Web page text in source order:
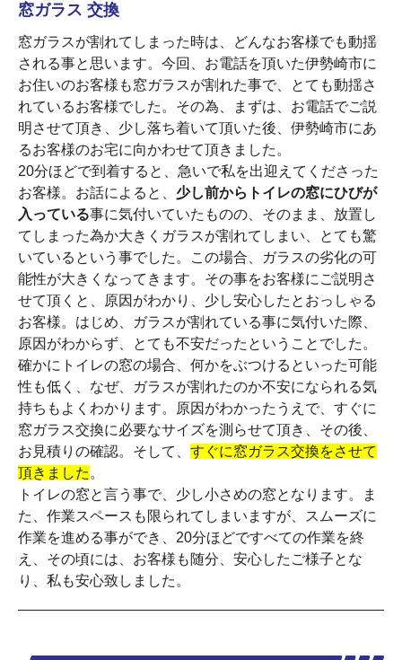
窓ガラス 交換
窓ガラスが割れてしまった時は、どんなお客様でも動揺
される事と思います。今回、お電話を頂いた伊勢崎市に
お住いのお客様も窓ガラスが割れた事で、とても動揺さ
れているお客様でした。その為、まずは、お電話でご説
明させて頂き、少し落ち着いて頂いた後、伊勢崎市にあ
るお客様のお宅に向かわせて頂きました。
20分ほどで到着すると、急いで私を出迎えてくださった
お客様。お話によると、 少し前からトイレの窓にひびが
入っている事に気付いていたものの、そのまま、放置し
てしまった為か大きくガラスが割れてしまい、とても驚
いているという事でした。この場合、ガラスの劣化の可
能性が大きくなってきます。その事をお客様にご説明さ
せて頂くと、原因がわかり、少し安心したとおっしゃる
お客様。はじめ、ガラスが割れている事に気付いた際、
原因がわからず、とても不安だったということでした。
確かにトイレの窓の場合、何かをぶつけるといった可能
性も低く、なぜ、ガラスが割れたのか不安になられる気
持ちもよくわかります。原因がわかったうえで、すぐに
窓ガラス交換に必要なサイズを測らせて頂き、その後、
お見積りの確認。そして、 すぐに窓ガラス交換をさせて
頂きました 。
トイレの窓と言う事で、少し小さめの窓となります。ま
た、作業スペースも限られてしまいますが、スムーズに
作業を進める事ができ、20分ほどですべての作業を終
え、その頃には、お客様も随分、安心したご様子とな
り、私も安心致しました。